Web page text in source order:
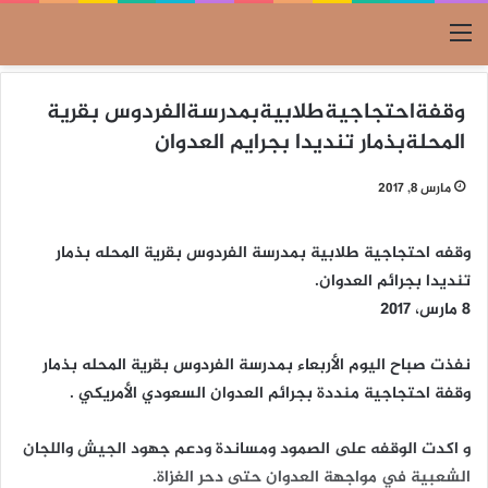
القائمة
وقفةاحتجاجيةطلابيةبمدرسةالفردوس بقرية
المحلةبذمار تنديدا بجرايم العدوان
مارس 8, 2017
وقفه احتجاجية طلابية بمدرسة الفردوس بقرية المحله بذمار
تنديدا بجرائم العدوان.
8 مارس، 2017
نفذت صباح اليوم الأربعاء بمدرسة الفردوس بقرية المحله بذمار
وقفة احتجاجية منددة بجرائم العدوان السعودي الأمريكي .
و اكدت الوقفه على الصمود ومساندة ودعم جهود الجيش واللجان
الشعبية في مواجهة العدوان حتى دحر الغزاة.